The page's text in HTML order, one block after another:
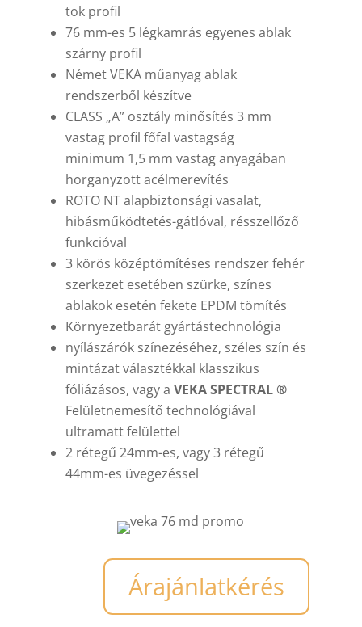
tok profil
76 mm-es 5 légkamrás egyenes ablak
szárny profil
Német VEKA műanyag ablak
rendszerből készítve
CLASS „A” osztály minősítés 3 mm
vastag profil főfal vastagság
minimum 1,5 mm vastag anyagában
horganyzott acélmerevítés
ROTO NT alapbiztonsági vasalat,
hibásműködtetés-gátlóval, résszellőző
funkcióval
3 körös középtömítéses rendszer fehér
szerkezet esetében szürke, színes
ablakok esetén fekete EPDM tömítés
Környezetbarát gyártástechnológia
nyílászárók színezéséhez, széles szín és
mintázat választékkal klasszikus
fóliázásos, vagy a VEKA SPECTRAL ®
Felületnemesítő technológiával
ultramatt felülettel
2 rétegű 24mm-es, vagy 3 rétegű
44mm-es üvegezéssel
Árajánlatkérés